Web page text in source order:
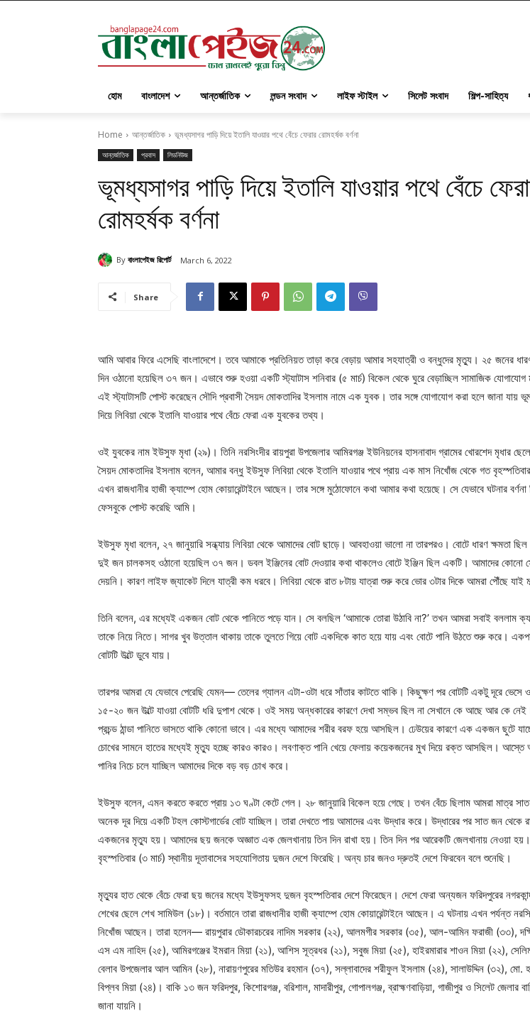
হোম বাংলাদেশ আন্তর্জাতিক লন্ডন সংবাদ লাইফ স্টাইল সিলেট সংবাদ শিল্প-সাহিত্য
Home আন্তর্জাতিক ভূমধ্যসাগর পাড়ি দিয়ে ইতালি যাওয়ার পথে বেঁচে ফেরার রোমহর্ষক বর্ণনা
আন্তর্জাতিক প্রবাস লিডনিউজ
ভূমধ্যসাগর পাড়ি দিয়ে ইতালি যাওয়ার পথে বেঁচে
রোমহর্ষক বর্ণনা
By বাংলাপেইজ রিপোর্ট March 6, 2022
Share
আমি আবার ফিরে এসেছি বাংলাদেশে। তবে আমাকে প্রতিনিয়ত তাড়া করে বেড়ায় আমার সহযাত্রী ও বন্ধুদের মৃত্যু। ২৫ জনের
দিন ওঠানো হয়েছিল ৩৭ জন। এভাবে শুরু হওয়া একটি স্ট্যাটাস শনিবার (৫ মার্চ) বিকেল থেকে ঘুরে বেড়াচ্ছিল সামাজিক
এই স্ট্যাটাসটি পোস্ট করেছেন সৌদি প্রবাসী সৈয়দ মোকতাদির ইসলাম নামে এক যুবক। তার সঙ্গে যোগাযোগ করা হলে জানা যায়
দিয়ে লিবিয়া থেকে ইতালি যাওয়ার পথে বেঁচে ফেরা এক যুবকের তথ্য।
ওই যুবকের নাম ইউসুফ মৃধা (২৯)। তিনি নরসিংদীর রায়পুরা উপজেলার আমিরগঞ্জ ইউনিয়নের হাসনাবাদ গ্রামের খোরশেদ মৃধার
সৈয়দ মোকতাদির ইসলাম বলেন, আমার বন্ধু ইউসুফ লিবিয়া থেকে ইতালি যাওয়ার পথে প্রায় এক মাস নিখোঁজ থেকে গত
এখন রাজধানীর হাজী ক্যাম্পে হোম কোয়ারেন্টাইনে আছেন। তার সঙ্গে মুঠোফোনে কথা আমার কথা হয়েছে। সে যেভাবে ঘটনার বর্ণনা
ফেসবুকে পোস্ট করেছি আমি।
ইউসুফ মৃধা বলেন, ২৭ জানুয়ারি সন্ধ্যায় লিবিয়া থেকে আমাদের বোট ছাড়ে। আবহাওয়া ভালো না তারপরও। বোটে ধারণ ক্ষমতা
দুই জন চালকসহ ওঠানো হয়েছিল ৩৭ জন। ডবল ইঞ্জিনের বোট দেওয়ার কথা থাকলেও বোটে ইঞ্জিন ছিল একটি। আমাদের কোনো
দেয়নি। কারণ লাইফ জ্যাকেট দিলে যাত্রী কম ধরবে। লিবিয়া থেকে রাত ৮টায় যাত্রা শুরু করে ভোর ৩টার দিকে আমরা পৌঁছে যাই
তিনি বলেন, এর মধ্যেই একজন বোট থেকে পানিতে পড়ে যান। সে বলছিল ‘আমাকে তোরা উঠাবি না?’ তখন আমরা সবাই বললাম
তাকে নিয়ে নিতে। সাগর খুব উত্তাল থাকায় তাকে তুলতে গিয়ে বোট একদিকে কাত হয়ে যায় এবং বোটে পানি উঠতে শুরু করে।
বোটটি উল্টে ডুবে যায়।
তারপর আমরা যে যেভাবে পেরেছি যেমন— তেলের গ্যালন এটা-ওটা ধরে সাঁতার কাটতে থাকি। কিছুক্ষণ পর বোটটি একটু দূরে ভেসে
১৫-২০ জন উল্টে যাওয়া বোটটি ধরি দুপাশ থেকে। ওই সময় অন্ধকারের কারণে দেখা সম্ভব ছিল না সেখানে কে আছে আর কে
প্রচন্ড ঠান্ডা পানিতে ভাসতে থাকি কোনো ভাবে। এর মধ্যে আমাদের শরীর বরফ হয়ে আসছিল। ঢেউয়ের কারণে এক একজন ছুটে
চোখের সামনে হাতের মধ্যেই মৃত্যু হচ্ছে কারও কারও। লবণাক্ত পানি খেয়ে ফেলায় কয়েকজনের মুখ দিয়ে রক্ত আসছিল।
পানির নিচে চলে যাচ্ছিল আমাদের দিকে বড় বড় চোখ করে।
ইউসুফ বলেন, এমন করতে করতে প্রায় ১৩ ঘণ্টা কেটে গেল। ২৮ জানুয়ারি বিকেল হয়ে গেছে। তখন বেঁচে ছিলাম আমরা মাত্র
অনেক দূর দিয়ে একটি টহল কোস্টগার্ডের বোট যাচ্ছিল। তারা দেখতে পায় আমাদের এবং উদ্ধার করে। উদ্ধারের পর সাত জন থেকে
একজনের মৃত্যু হয়। আমাদের ছয় জনকে অজ্ঞাত এক জেলখানায় তিন দিন রাখা হয়। তিন দিন পর আরেকটি জেলখানায় নেওয়া
বৃহস্পতিবার (৩ মার্চ) স্থানীয় দূতাবাসের সহযোগিতায় দুজন দেশে ফিরেছি। অন্য চার জনও দ্রুতই দেশে ফিরবেন বলে শুনেছি।
মৃত্যুর হাত থেকে বেঁচে ফেরা ছয় জনের মধ্যে ইউসুফসহ দুজন বৃহস্পতিবার দেশে ফিরেছেন। দেশে ফেরা অন্যজন ফরিদপুরের
শেখের ছেলে শেখ সামিউল (১৮)। বর্তমানে তারা রাজধানীর হাজী ক্যাম্পে হোম কোয়ারেন্টাইনে আছেন। এ ঘটনায় এখন পর্যন্ত
নিখোঁজ আছেন। তারা হলেন— রায়পুরার ডৌকারচরের নাদিম সরকার (২২), আলমগীর সরকার (৩৫), আল-আমিন ফরাজী (৩৩),
এস এম নাহিদ (২৫), আমিরগঞ্জের ইমরান মিয়া (২১), আশিস সূত্রধর (২১), সবুজ মিয়া (২৫), হাইরমারার শাওন মিয়া (২২),
বেলাব উপজেলার আল আমিন (২৮), নারায়ণপুরের মতিউর রহমান (৩৭), সল্লাবাদের শরীফুল ইসলাম (২৪), সালাউদ্দিন (৩২), মো.
বিপ্লব মিয়া (২৪)। বাকি ১৩ জন ফরিদপুর, কিশোরগঞ্জ, বরিশাল, মাদারীপুর, গোপালগঞ্জ, ব্রাহ্মণবাড়িয়া, গাজীপুর ও সিলেট জেলার
জানা যায়নি।